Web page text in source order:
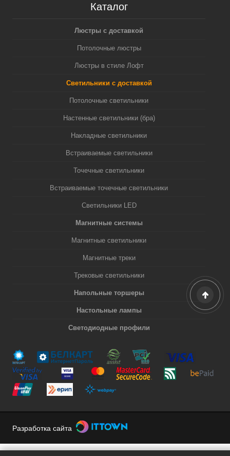
Каталог
Люстры с доставкой
Потолочные люстры
Люстры в стиле Лофт
Светильники с доставкой
Потолочные светильники
Настенные светильники (бра)
Накладные светильники
Встраиваемые светильники
Точечные светильники
Встраиваемые точечные светильники
Светильники LED
Магнитные системы
Магнитные светильники
Магнитные треки
Трековые светильники
Напольные торшеры
Настольные лампы
Светодиодные профили
Разработка сайта